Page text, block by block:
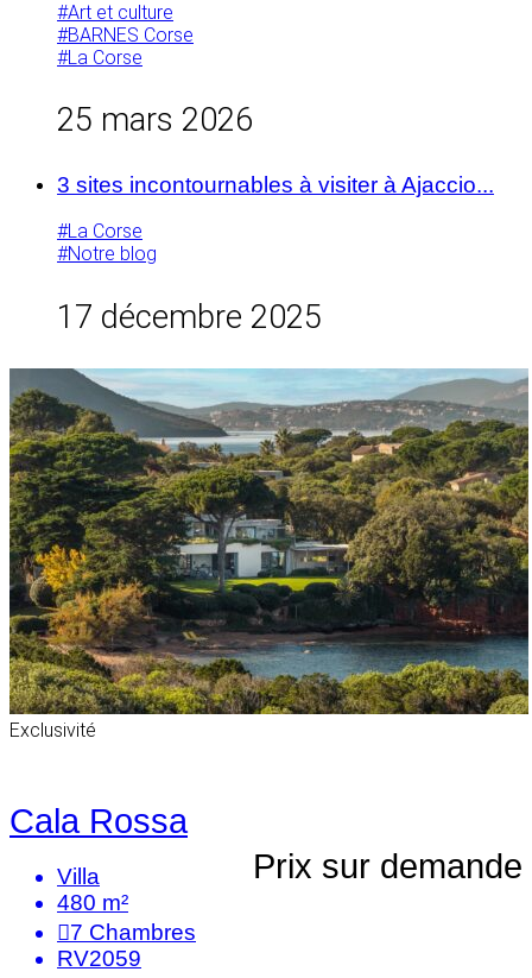
#Art et culture
#BARNES Corse
#La Corse
25 mars 2026
3 sites incontournables à visiter à Ajaccio...
#La Corse
#Notre blog
17 décembre 2025
Exclusivité
Cala Rossa
Prix sur demande
Villa
480 m²
7 Chambres
RV2059